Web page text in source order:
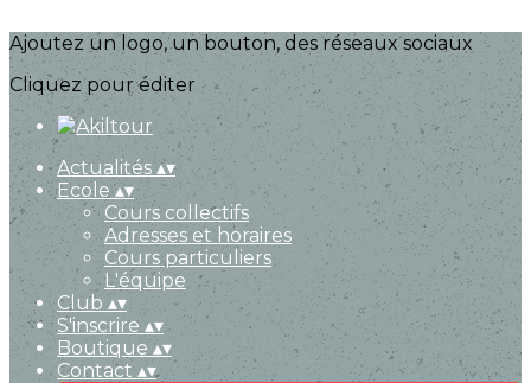
Ajoutez un logo, un bouton, des réseaux sociaux
Cliquez pour éditer
Actualités ▴▾
Ecole▴▾
Cours collectifs
Adresses et horaires
Cours particuliers
L'équipe
Club ▴▾
S'inscrire ▴▾
Boutique▴▾
Contact ▴▾